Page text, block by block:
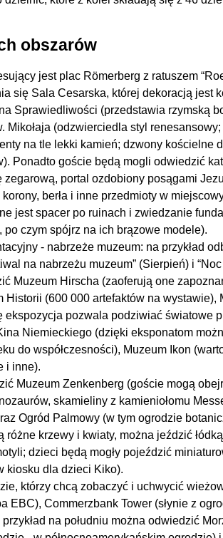
obszarów
jest plac Römerberg z ratuszem
się Sala Cesarska, której dekoracją jest
Sprawiedliwości (przedstawia rzymską
Mikołaja (odzwierciedla styl
na tle lekki kamień; dzwony kościelne
Ponadto goście będą mogli odwiedzić
portal ozdobiony posągami
berła i inne przedmioty w
jest spacer po ruinach i zwiedzanie
czym spójrz na ich brązowe modele).
- nabrzeże muzeum: na przykład
na nabrzeżu muzeum” (Sierpień) i
Muzeum Hirscha (zaoferują one
Historii (600 000 artefaktów na wystawie),
ekspozycja pozwala podziwiać światowe
Niemieckiego (dzięki eksponatom
do współczesności), Muzeum Ikon
i inne).
Muzeum Zenkenberg (goście mogą
skamieliny z kamieniołomu
Ogród Palmowy (w tym ogrodzie
różne krzewy i kwiaty, można jeździć
dzieci będą mogły pojeździć
kiosku dla dzieci Kiko).
którzy chcą zobaczyć i uchwycić
EBC), Commerzbank Tower (słynie z
na południu można odwiedzić